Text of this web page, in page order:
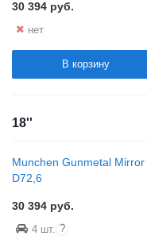
30 394 руб.
нет
В корзину
18''
Munchen Gunmetal
D72,6
30 394 руб.
4 шт. ?